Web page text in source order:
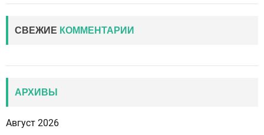
СВЕЖИЕ КОММЕНТАРИИ
АРХИВЫ
Август 2026